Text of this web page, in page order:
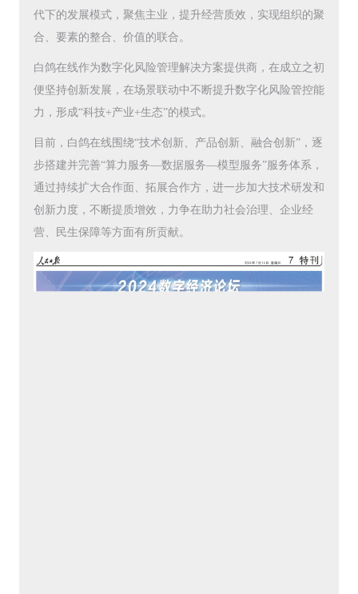
代下的发展模式，聚焦主业，提升经营质效，实现组织的聚
合、要素的整合、价值的联合。
白鸽在线作为数字化风险管理解决方案提供商，在成立之初
便坚持创新发展，在场景联动中不断提升数字化风险管控能
力，形成“科技+产业+生态”的模式。
目前，白鸽在线围绕“技术创新、产品创新、融合创新”，逐
步搭建并完善“算力服务—数据服务—模型服务”服务体系，
通过持续扩大合作面、拓展合作方，进一步加大技术研发和
创新力度，不断提质增效，力争在助力社会治理、企业经
营、民生保障等方面有所贡献。